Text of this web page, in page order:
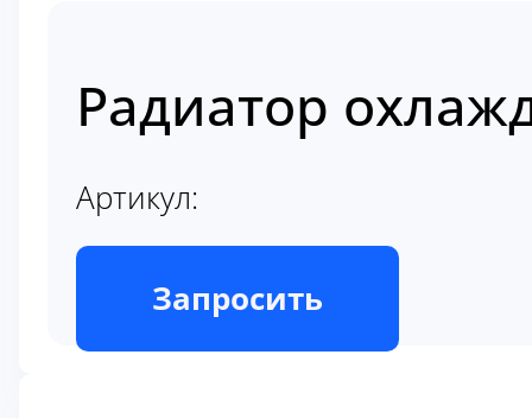
Радиатор
Артикул:
В наличии
Запросить